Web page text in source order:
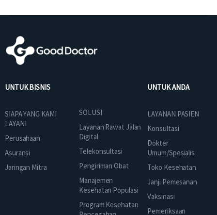
UNTUK BISNIS
SIAPA YANG KAMI
LAYANI
Perusahaan
Asuransi
Jaringan Mitra
SOLUSI
Layanan Rawat Jalan
Digital
Telekonsultasi
Pengiriman Obat
Manajemen
Kesehatan Populasi
Program Kesehatan
UNTUK ANDA
LAYANAN PASIEN
Konsultasi
Dokter
Umum/Spesialis
Toko Kesehatan
Janji Pemesanan
Vaksinasi
Pemeriksaan